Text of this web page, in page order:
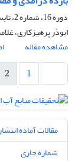
دوره 16، شماره 2، تابستان 1399، صفحه
ابوذر پرهیزکاری،
مشاهده مقاله
1
2
مقالات آماده
شماره جاری